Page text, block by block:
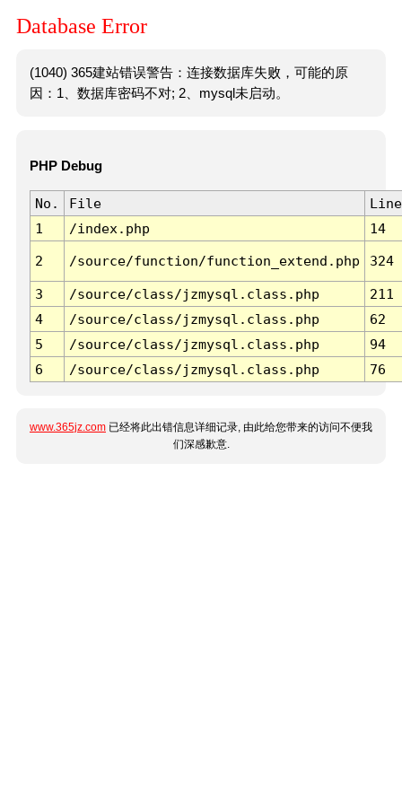
Database Error
(1040) 365建站错误警告：连接数据库失败，可能的原
因：1、数据库密码不对; 2、mysql未启动。
PHP Debug
No. File
Line
1
/index.php 14
2 /source/function/function_extend.php 324
3 /source/class/jzmysql.class.php
211
4
/source/class/jzmysql.class.php
62
5
/source/class/jzmysql.class.php
94
6
/source/class/jzmysql.class.php 76
www.365jz.com 已经将此出错信息详细记录, 由此给您带来的访问不便我
们深感歉意.